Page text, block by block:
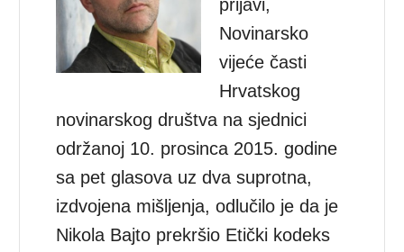
prijavi,
Novinarsko
vijeće časti
Hrvatskog
novinarskog društva na sjednici
održanoj 10. prosinca 2015. godine
sa pet glasova uz dva suprotna,
izdvojena mišljenja, odlučilo je da je
Nikola Bajto prekršio Etički kodeks